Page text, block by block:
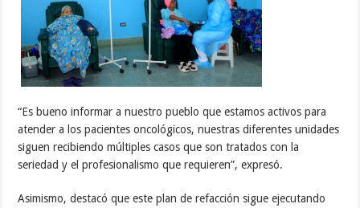
“Es bueno informar a nuestro pueblo que estamos activos para
atender a los pacientes oncológicos, nuestras diferentes unidades
siguen recibiendo múltiples casos que son tratados con la
seriedad y el profesionalismo que requieren”, expresó.
Asimismo, destacó que este plan de refacción sigue ejecutando